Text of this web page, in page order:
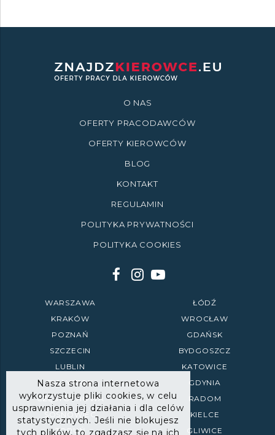
O NAS
OFERTY PRACODAWCÓW
OFERTY KIEROWCÓW
BLOG
KONTAKT
REGULAMIN
POLITYKA PRYWATNOŚCI
POLITYKA COOKIES
WARSZAWA
ŁÓDŹ
KRAKÓW
WROCŁAW
POZNAŃ
GDAŃSK
SZCZECIN
BYDGOSZCZ
LUBLIN
KATOWICE
BIAŁYSTOK
GDYNIA
CZĘSTOCHOWA
RADOM
SOSNOWIEC
KIELCE
TORUŃ
GLIWICE
Nasza strona internetowa
wykorzystuje pliki cookies, w celu
usprawnienia jej działania i dla celów
statystycznych. Jeśli nie blokujesz
tych plików, to zgadzasz się na ich